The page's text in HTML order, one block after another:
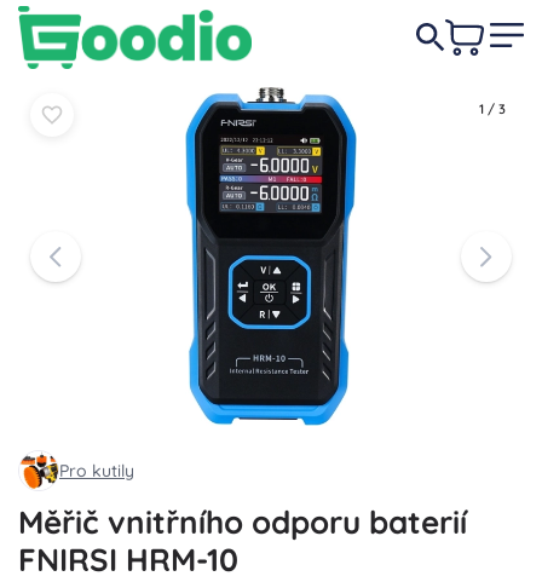
1 / 3
Pro kutily
Měřič vnitřního odporu baterií
FNIRSI HRM-10
1 269 Kč Do košíku